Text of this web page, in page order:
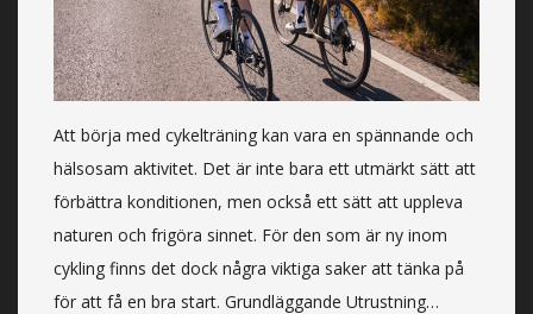
Att börja med cykelträning kan vara en spännande och
hälsosam aktivitet. Det är inte bara ett utmärkt sätt att
förbättra konditionen, men också ett sätt att uppleva
naturen och frigöra sinnet. För den som är ny inom
cykling finns det dock några viktiga saker att tänka på
för att få en bra start. Grundläggande Utrustning…